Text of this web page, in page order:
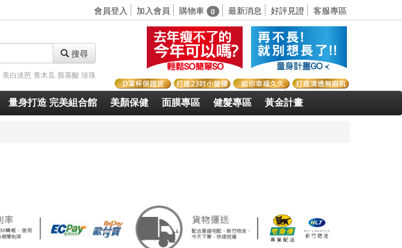
會員登入 加入會員 購物車 0 最新消息 好評見證 客服專區
搜尋
美白淡芭 青木瓜 胺基酸 珍珠
量身打造 完美組合館 美顏保健 面膜專區 健髮專區 黃金計畫